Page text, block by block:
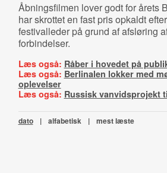
Åbningsfilmen lover godt for årets
har skrottet en fast pris opkaldt
festivalleder på grund af afsløring
forbindelser.
Læs også: Råber i hovedet på
Læs også: Berlinalen lokker med
oplevelser
Læs også: Russisk vanvidsprojekt
dato | alfabetisk | mest læste